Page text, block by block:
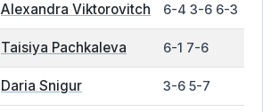
Alexandra Viktorovitch 6-4 3-6 6-3
Taisiya Pachkaleva 6-1 7-6
Daria Snigur 3-6 5-7